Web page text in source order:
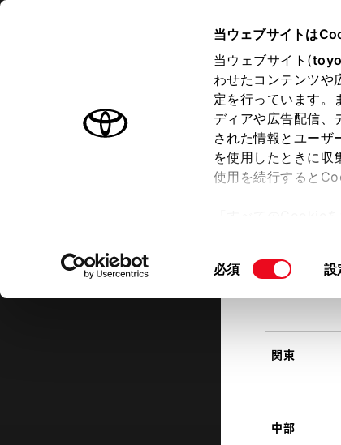
当ウェブサイトは
当ウェブサイト(
わせたコンテンツや
定を行っています。
ディアや広告配信、
された情報とユーザ
を使用したときに収
使用を続行すると
て」をご覧ください
同
必須 設
オーナーサポート トピックス
現
該
北海道
東北
関東
中部
トヨタ認定中古車
トヨタ認定中古車の魅力 3つ